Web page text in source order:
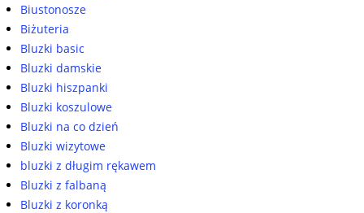
Biustonosze
Biżuteria
Bluzki basic
Bluzki damskie
Bluzki hiszpanki
Bluzki koszulowe
Bluzki na co dzień
Bluzki wizytowe
bluzki z długim rękawem
Bluzki z falbaną
Bluzki z koronką